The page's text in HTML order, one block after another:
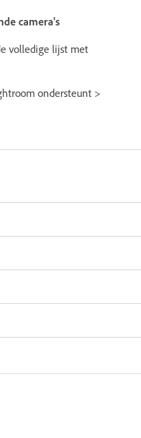
camera's
volledige lijst met
ondersteunt >